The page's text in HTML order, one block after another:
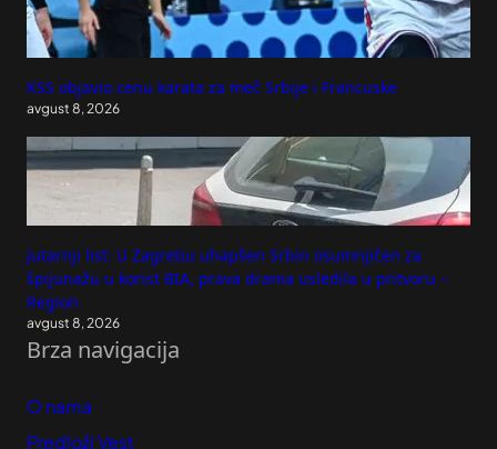
KSS objavio cenu karata za meč Srbije i Francuske
avgust 8, 2026
Jutarnji list: U Zagrebu uhapšen Srbin osumnjičen za
špijunažu u korist BIA, prava drama usledila u pritvoru –
Region
avgust 8, 2026
Brza navigacija
O nama
Predloži Vest